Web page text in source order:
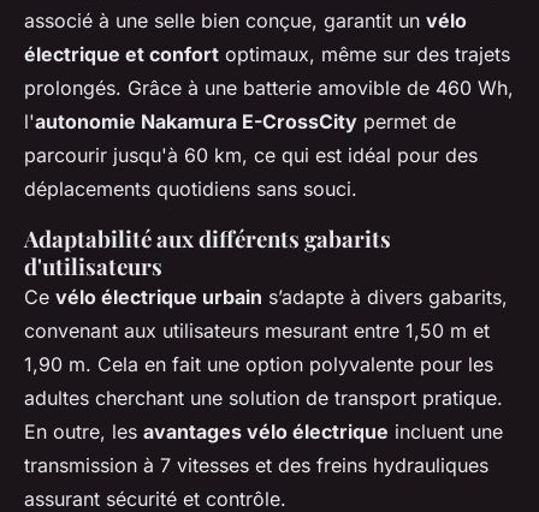
associé à une selle bien conçue, garantit un vélo
électrique et confort optimaux, même sur des trajets
prolongés. Grâce à une batterie amovible de 460 Wh,
l'autonomie Nakamura E-CrossCity permet de
parcourir jusqu'à 60 km, ce qui est idéal pour des
déplacements quotidiens sans souci.
Adaptabilité aux différents gabarits
d'utilisateurs
Ce vélo électrique urbain s’adapte à divers gabarits,
convenant aux utilisateurs mesurant entre 1,50 m et
1,90 m. Cela en fait une option polyvalente pour les
adultes cherchant une solution de transport pratique.
En outre, les avantages vélo électrique incluent une
transmission à 7 vitesses et des freins hydrauliques
assurant sécurité et contrôle.